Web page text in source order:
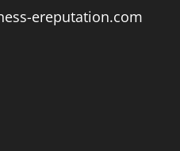
ereputation.com